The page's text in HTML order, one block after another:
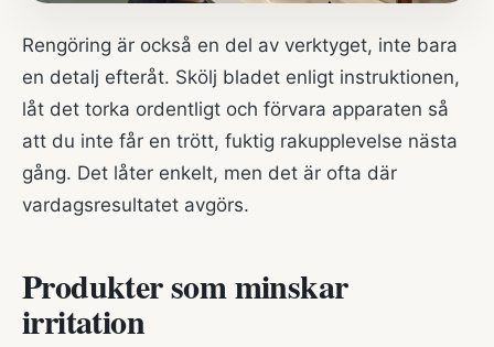
Rengöring är också en del av verktyget, inte bara
en detalj efteråt. Skölj bladet enligt instruktionen,
låt det torka ordentligt och förvara apparaten så
att du inte får en trött, fuktig rakupplevelse nästa
gång. Det låter enkelt, men det är ofta där
vardagsresultatet avgörs.
Produkter som minskar
irritation